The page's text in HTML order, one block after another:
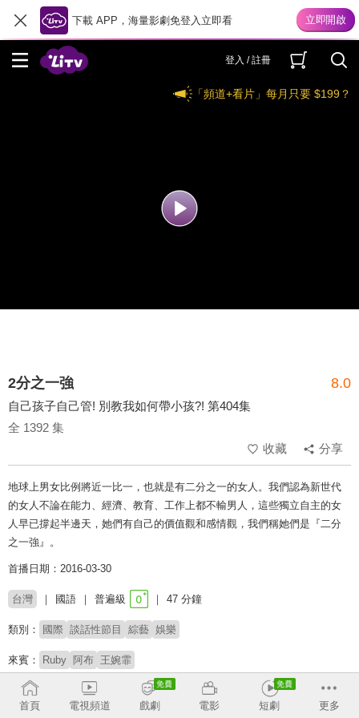
下載 APP，海量影劇免登入立即看
登入 / 註冊
「頻道+看片」每月只要 $199？
2分之一強 8.0
自己孩子自己管! 別教我如何帶小孩?! 第404集
全 1392 集
收藏
分享
地球上男女比例將近一比一，也就是有二分之一的女人。我們認為新世代
的女人不論在能力、經濟、教育、工作上都不輸男人，這些獨立自主的女
人早已撐起半邊天，她們有自己的價值觀和感情觀，我們稱她們是『二分
之一強』。
首播日期：2016-03-30
台灣 國語 普遍級 47 分鐘
類別： 國際 談話性節目 綜藝 娛樂
來賓： Ruby 阿布 王婉霏
主持：
六月
首頁
電視頻道 戲劇 電影 短劇 更多